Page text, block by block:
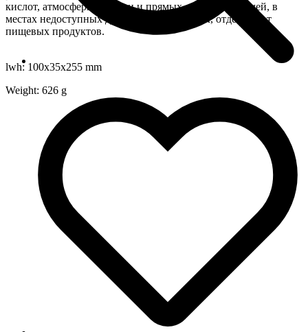
кислот, атмосферной влаги и прямых солнечных лучей, в
местах недоступных для детей и животных, отдельно от
пищевых продуктов.
lwh: 100x35x255 mm
Weight: 626 g